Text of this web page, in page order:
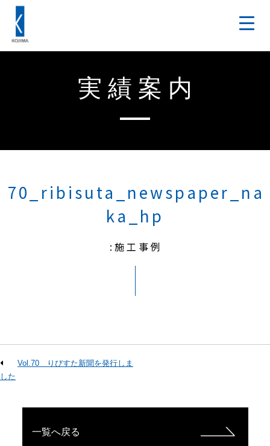
実績案内
70_ribisuta_newspaper_na
ka_hp
:施工事例
Vol.70 りびすた新聞を発行しま
した
一覧へ戻る